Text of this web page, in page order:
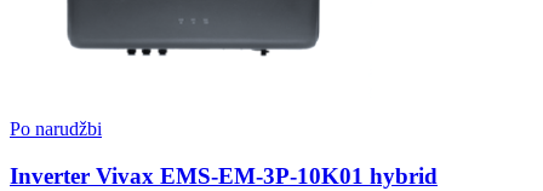
Po narudžbi
Inverter Vivax EMS-EM-3P-10K01 hybrid